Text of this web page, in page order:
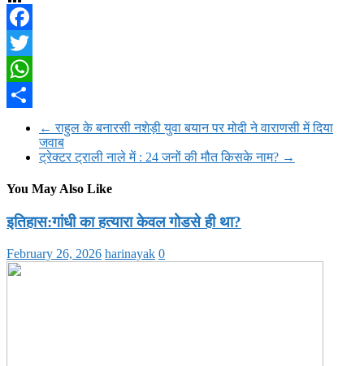
Facebook
Twitter
WhatsApp
← राहुल के बनारसी नशेड़ी युवा बयान पर मोदी ने वाराणसी में दिया
जवाब
ट्रेक्टर ट्राली नाले में : 24 जनों की मौत किसके नाम? →
You May Also Like
इतिहास:गांधी का हत्यारा केवल गोडसे ही था?
February 26, 2026 harinayak 0